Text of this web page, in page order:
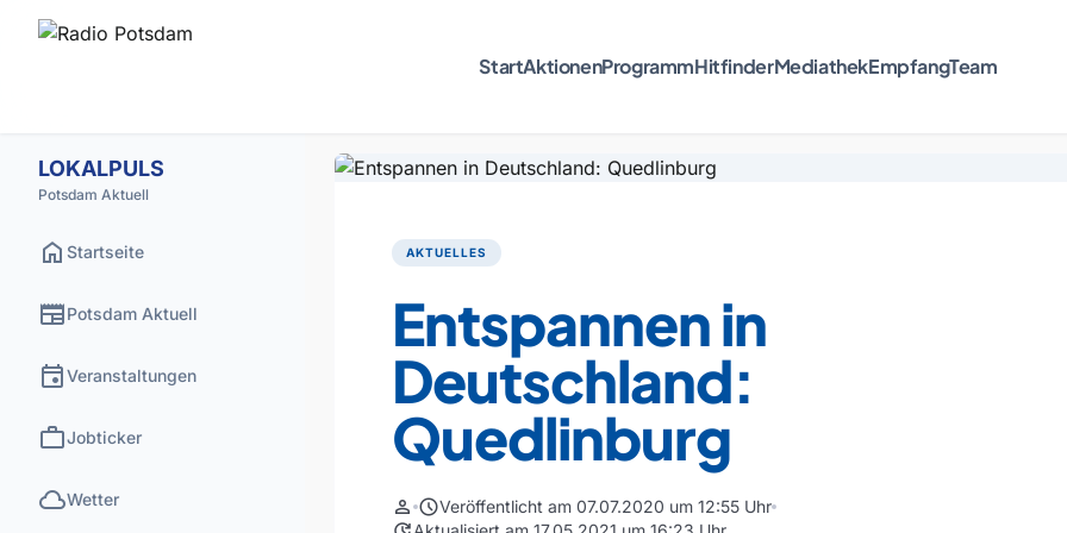
StartAktionenProgrammHitfinderMediathekEmpfangTeam
LOKALPULS
Potsdam Aktuell
home Startseite
newspaperPotsdam Aktuell
eventVeranstaltungen
workJobticker
cloudWetter
AKTUELLES
Entspannen in
Deutschland:
Quedlinburg
person scheduleVeröffentlicht am 07.07.2020 um 12:55 Uhr